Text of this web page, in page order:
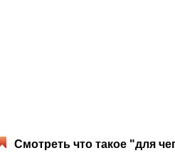
Смотреть что такое "для